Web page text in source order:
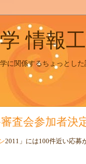
情報
に関係するちょっとし
査会参加者決
2011 」には100件近い応募